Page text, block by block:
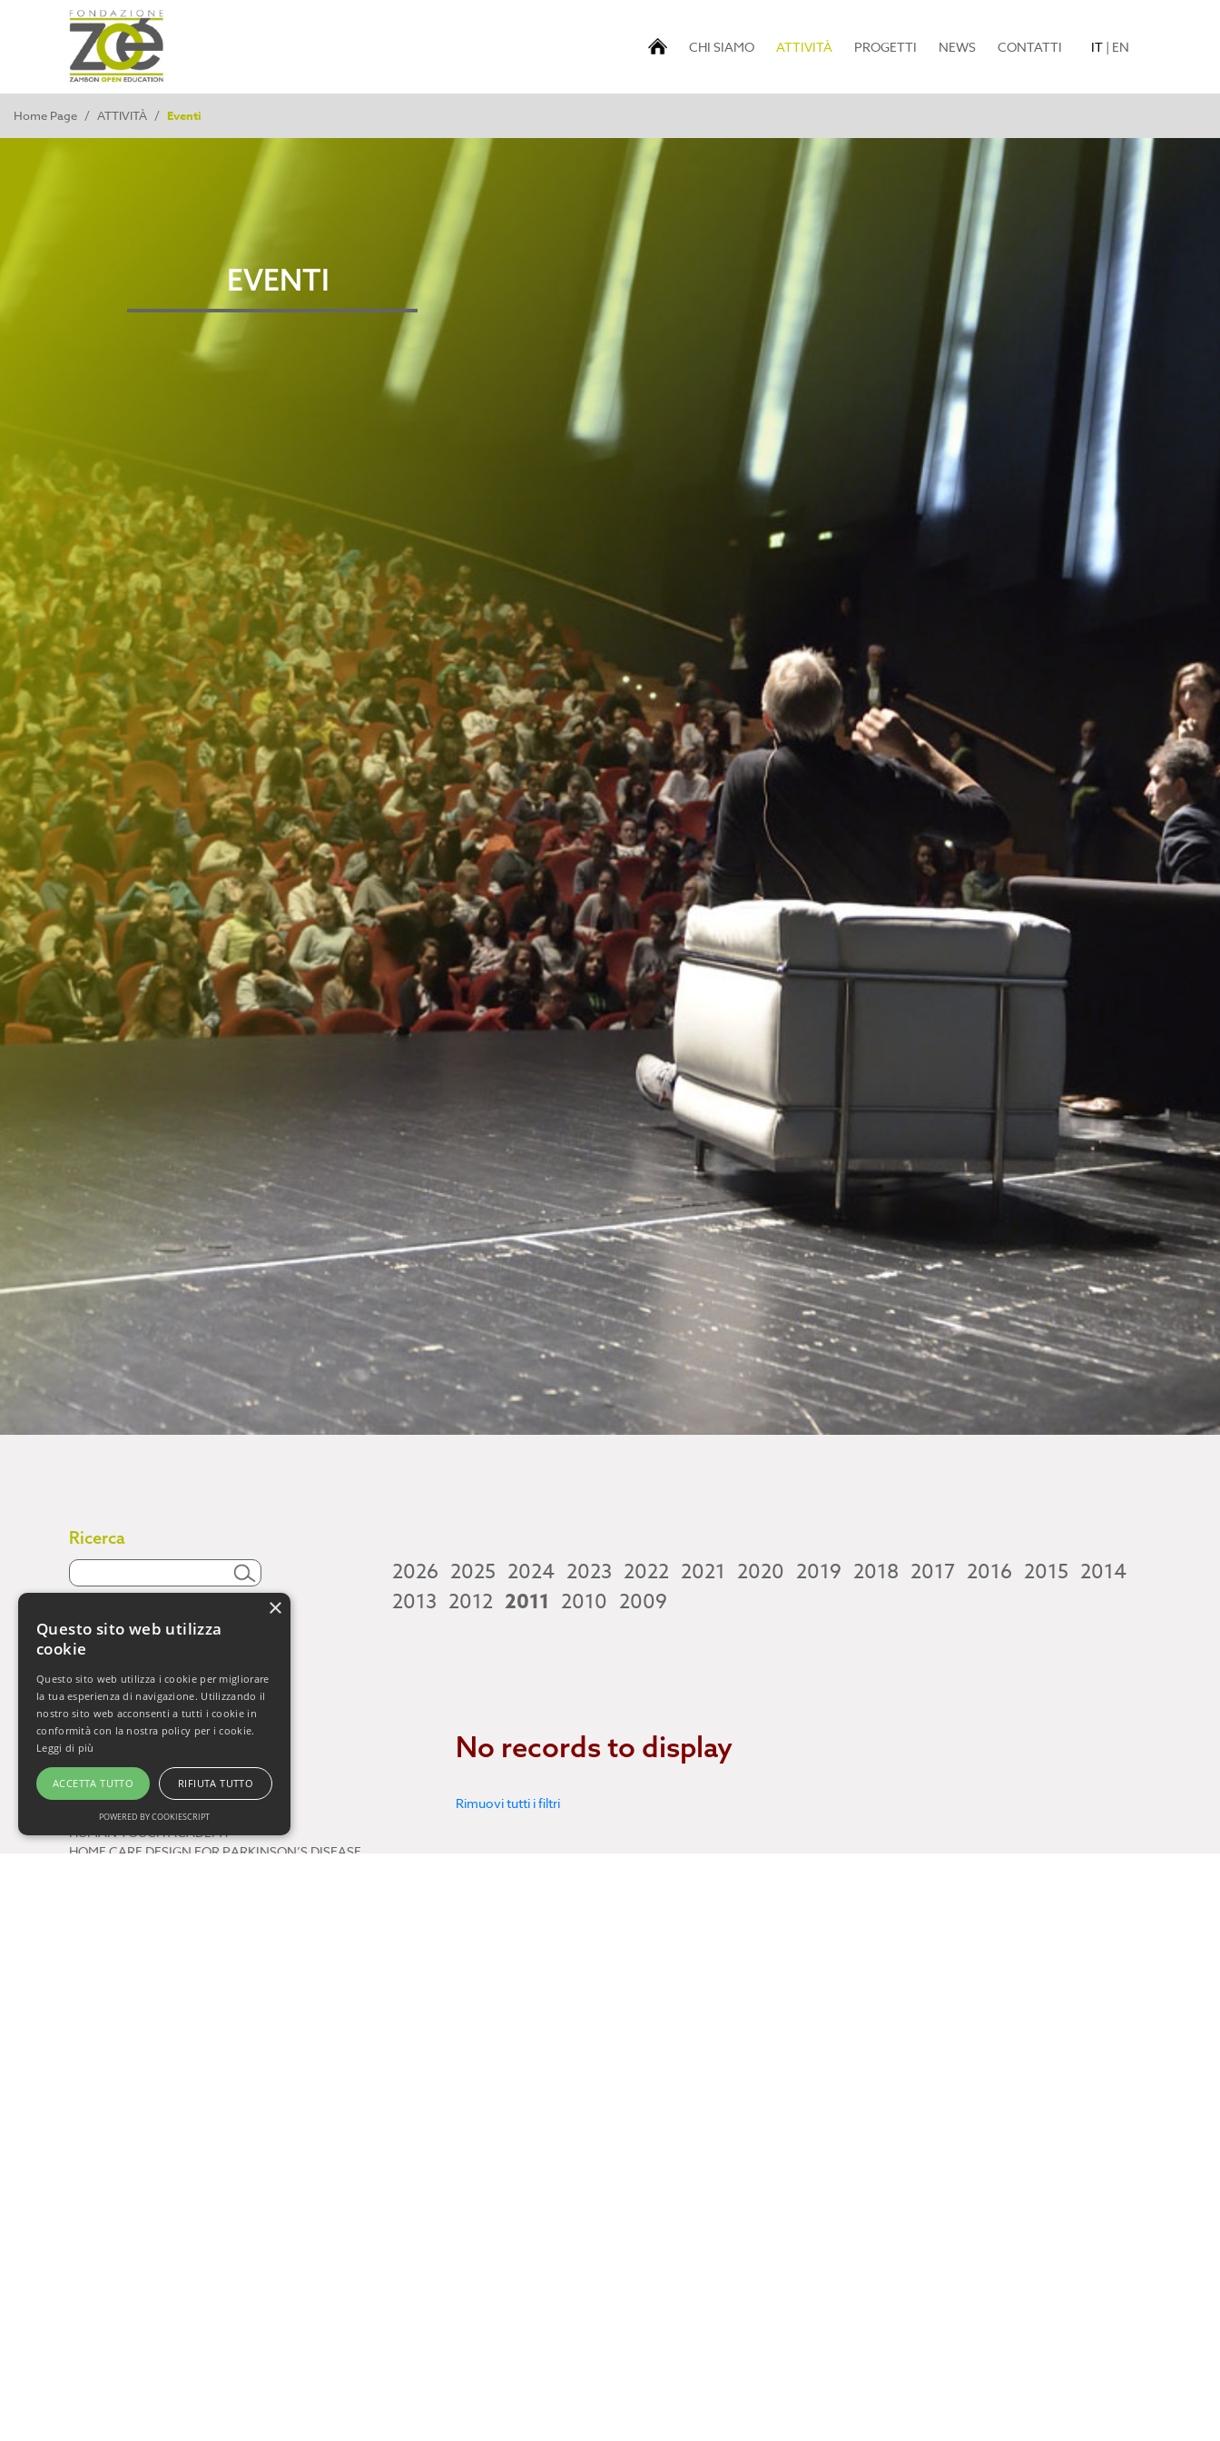
CHI SIAMO ATTIVITÀ(current)PROGETTI NEWS CONTATTI IT | EN
Home Page / ATTIVITÀ / Eventi
EVENTI
Ricerca
Attività
La Settimana del Cervello
Gli Orizzonti della Salute
Vivere Sani, Vivere Bene 2009-2019
Vivere Sani, Vivere Bene Online
Gli Appuntamenti della Salute
Il Respiro di Oxy.gen
Progetti
HUMAN TOUCH ACADEMY
HOME CARE DESIGN FOR PARKINSON’S DISEASE
2026 2025 2024 2023 2022 2021 2020 2019 2018 2017 2016 2015 2014
2013 2012 2011 2010 2009
No records to display
Rimuovi tutti i filtri
×
Questo sito web utilizza
cookie
Questo sito web utilizza i cookie per migliorare
la tua esperienza di navigazione. Utilizzando il
nostro sito web acconsenti a tutti i cookie in
conformità con la nostra policy per i cookie.
Leggi di più
ACCETTA TUTTO RIFIUTA TUTTO
POWERED BY COOKIESCRIPT